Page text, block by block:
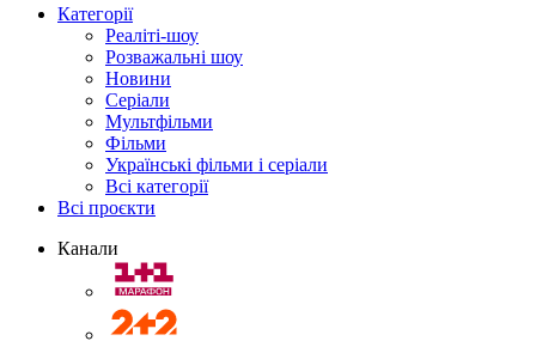
Категорії
Реаліті-шоу
Розважальні шоу
Новини
Серіали
Мультфільми
Фільми
Українські фільми і серіали
Всі категорії
Всі проєкти
Канали